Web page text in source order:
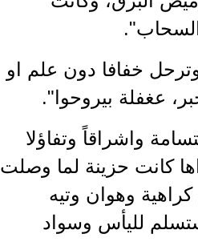
خفافا دون علم او
عغفلة بيروحوا".
واشراقاً وتفاؤلا
كانت حزينة لما وصلت
وهوان وتيه
لليأس وسواد